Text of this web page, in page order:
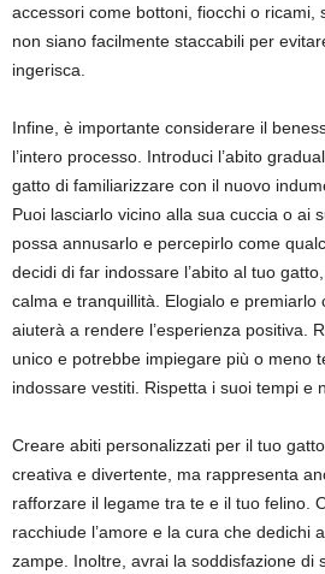
accessori come bottoni, fiocchi o ricami,
non siano facilmente staccabili per
ingerisca.
Infine, è importante considerare il
l’intero processo. Introduci l’abito
gatto di familiarizzare con il nuovo
Puoi lasciarlo vicino alla sua cuccia o ai
possa annusarlo e percepirlo come
decidi di far indossare l’abito al tuo
calma e tranquillità. Elogialo e premiarlo
aiuterà a rendere l’esperienza positiva.
unico e potrebbe impiegare più o meno
indossare vestiti. Rispetta i suoi tempi e
Creare abiti personalizzati per il tuo
creativa e divertente, ma rappresenta
rafforzare il legame tra te e il tuo felino.
racchiude l’amore e la cura che dedichi
zampe. Inoltre, avrai la soddisfazione di